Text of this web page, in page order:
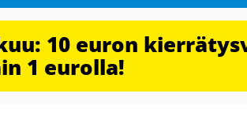
10 euron
1 eurolla!